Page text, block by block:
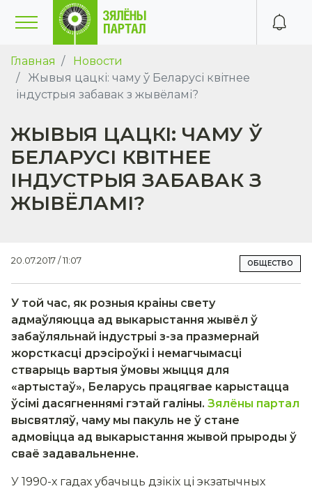
Главная
Новости
Жывыя цацкі: чаму ў Беларусі квітнее
індустрыя забавак з жывёламі?
ЖЫВЫЯ ЦАЦКІ: ЧАМУ Ў
БЕЛАРУСІ КВІТНЕЕ
ІНДУСТРЫЯ ЗАБАВАК З
ЖЫВЁЛАМІ?
20.07.2017 / 11:07 ОБЩЕСТВО
У той час, як розныя краіны свету
адмаўляюцца ад выкарыстання жывёл ў
забаўляльнай індустрыі з-за празмернай
жорсткасці дрэсіроўкі і немагчымасці
стварыць вартыя ўмовы жыцця для
«артыстаў», Беларусь працягвае карыстацца
ўсімі дасягненнямі гэтай галіны. Зялёны партал
высвятляў, чаму мы пакуль не ў стане
адмовіцца ад выкарыстання жывой прыроды ў
сваё задавальненне.
У 1990-х гадах убачыць дзікіх ці экзатычных